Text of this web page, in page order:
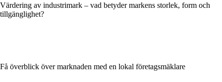
Värdering av industrimark – vad betyder markens storlek, form och
tillgänglighet?
Få överblick över marknaden med en lokal företagsmäklare